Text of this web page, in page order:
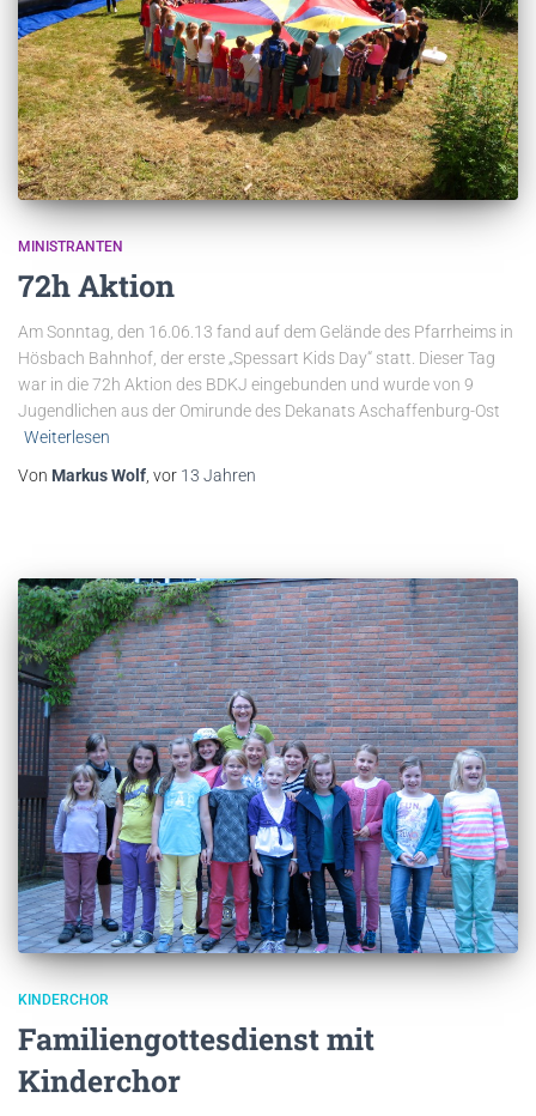
MINISTRANTEN
72h Aktion
Am Sonntag, den 16.06.13 fand auf dem Gelände des Pfarrheims in
Hösbach Bahnhof, der erste „Spessart Kids Day“ statt. Dieser Tag
war in die 72h Aktion des BDKJ eingebunden und wurde von 9
Jugendlichen aus der Omirunde des Dekanats Aschaffenburg-Ost
Weiterlesen
Von Markus Wolf , vor 13 Jahren
KINDERCHOR
Familiengottesdienst mit
Kinderchor